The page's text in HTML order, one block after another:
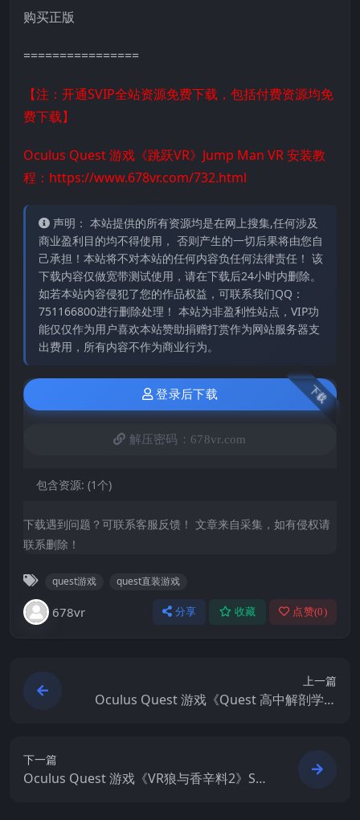
购买正版
================
【注：开通SVIP全站资源免费下载，包括付费资源均免
费下载】
Oculus Quest 游戏《跳跃VR》Jump Man VR 安装教
程： https://www.678vr.com/732.html
声明： 本站提供的所有资源均是在网上搜集,任何涉及
商业盈利目的均不得使用， 否则产生的一切后果将由您自
己承担！本站将不对本站的任何内容负任何法律责任！ 该
下载内容仅做宽带测试使用，请在下载后24小时内删除。
如若本站内容侵犯了您的作品权益，可联系我们QQ：
751166800进行删除处理！ 本站为非盈利性站点，VIP功
能仅仅作为用户喜欢本站赞助捐赠打赏作为网站服务器支
出费用，所有内容不作为商业行为。
下载
登录后下载
解压密码：678vr.com
包含资源: (1个)
下载遇到问题？可联系客服反馈！ 文章来自采集，如有侵权请
联系删除！
quest游戏 quest直装游戏
678vr 分享 收藏 点赞(0)
上一篇
Oculus Quest 游戏《Quest 高中解剖学》
下一篇
Oculus Quest 游戏《VR狼与香辛料2》Spi